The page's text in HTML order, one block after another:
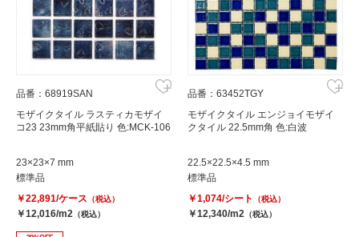
品番：68919SAN
モザイクタイル ラスティカモザイ
コ23 23mm角平紙貼り 色:MCK-106
23×23×7 mm
標準品
￥22,891/ケース （税込）
￥12,016/m2 （税込）
品番：63452TGY
モザイクタイル エンジョイモザイ
クタイル 22.5mm角 色:白波
22.5×22.5×4.5 mm
標準品
￥1,074/シート
（税込）
￥12,340/m2 （税込）